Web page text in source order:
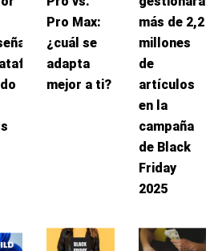
Pro Max:
¿cuál se
adapta
mejor a ti?
más de 2,2
millones
de
artículos
en la
campaña
de Black
Friday
2025